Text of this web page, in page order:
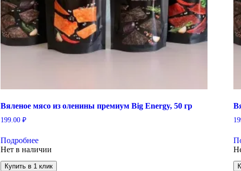
Вяленое мясо из оленины премиум Big Energy, 50 гр
199.00 ₽
Подробнее
Нет в наличии
Купить в 1 клик